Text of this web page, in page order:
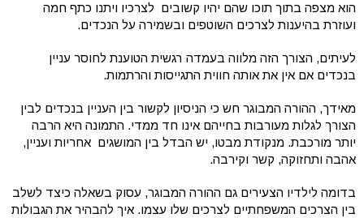
הוא מצפה בתוך תוכו שהם יהיו קשובים לצרכיו ויתנו כתף חמה
ועוזרת בהיענות לצרכים השוטפים ובשמירה על הנכדים.
לעיתים, הצורך הזה מלווה בעמדה רגשית הטוענת לחוסר עניין
בנכדים אם אין את אותה חווית התגייסות והרתמות.
מאידך, ההורה המבוגר חש כי הניסיון לקשור בין העניין בנכדים לבין
הצורך לגלות מעורבות בחייהם אינו חד ממדי. התמונה היא הרבה
יותר מורכבת. מנקודת מבטו, יש הבדל בין המושגים אחריות ועניין,
אהבה ותחזוקה, קשר וקירבה.
בדומה לילדיו הצעירים גם ההורה המבוגר, עסוק בשאלה כיצד לשלב
בין הצרכים המשפחתיים לצרכים שלו עצמו. איך להבהיר את הגבולות